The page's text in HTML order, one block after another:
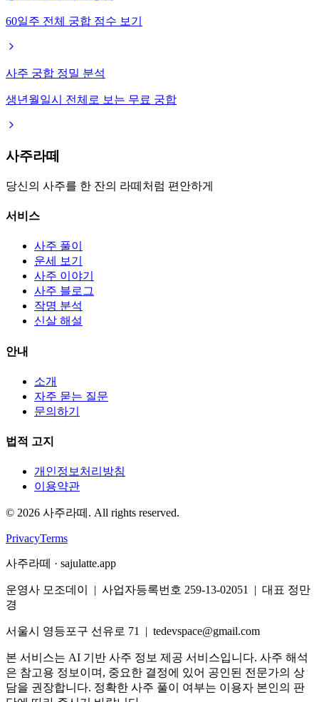
60일주 전체 궁합 점수 보기
사주 궁합 정밀 분석
생년월일시 전체로 보는 무료 궁합
사주라떼
당신의 사주를 한 잔의 라떼처럼 편안하게
서비스
사주 풀이
운세 보기
사주 이야기
사주 블로그
작명 분석
신살 해설
안내
소개
자주 묻는 질문
문의하기
법적 고지
개인정보처리방침
이용약관
© 2026 사주라떼. All rights reserved.
PrivacyTerms
사주라떼 · sajulatte.app
운영사 모조데이 | 사업자등록번호 259-13-02051 | 대표 정만
경
서울시 영등포구 선유로 71 | tedevspace@gmail.com
본 서비스는 AI 기반 사주 정보 제공 서비스입니다. 사주 해석
은 참고용 정보이며, 중요한 결정에 있어 공인된 전문가의 상
담을 권장합니다. 정확한 사주 풀이 여부는 이용자 본인의 판